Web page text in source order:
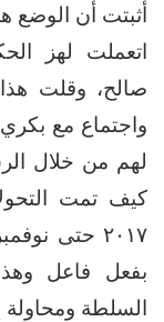
أثبتت أن الوضع
اتعملت لهز
صالح، وقلت
واجتماع مع
لهم من خلال
كيف تمت
بفعل فاعل
السلطة